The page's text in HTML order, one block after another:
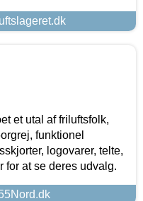
et utal af friluftsfolk,
funktionel
logovarer, telte,
for at se deres udvalg.